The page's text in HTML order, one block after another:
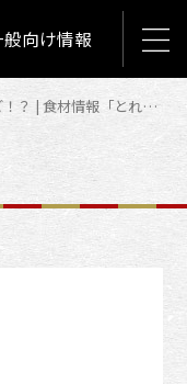
般向け情報
ゴジラのたまご！？ | 食材情報「とれたて築地食材情報」